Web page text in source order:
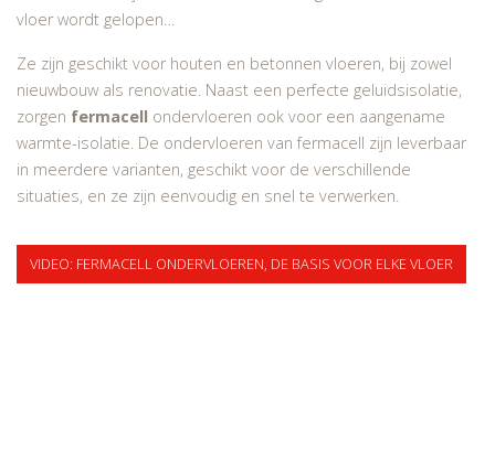
vloer wordt gelopen…
Ze zijn geschikt voor houten en betonnen vloeren, bij zowel
nieuwbouw als renovatie. Naast een perfecte geluidsisolatie,
zorgen fermacell ondervloeren ook voor een aangename
warmte-isolatie. De ondervloeren van fermacell zijn leverbaar
in meerdere varianten, geschikt voor de verschillende
situaties, en ze zijn eenvoudig en snel te verwerken.
VIDEO: FERMACELL ONDERVLOEREN, DE BASIS VOOR ELKE VLOER